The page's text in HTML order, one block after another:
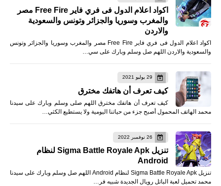
اكواد اعلام الدول فى فري فاير Free Fire مصر
والمغرب وسوريا والجزائر وتونس والسعودية
والاردن
اكواد اعلام الدول فى فري فاير Free Fire مصر والمغرب وسوريا والجزائر وتونس
والسعودية والاردن اللهم صل وسلم وبارك على سي…
29 يوليو 2021
كيف تعرف أن هاتفك مخترق
كيف تعرف أن هاتفك مخترق اللهم صلى وسلم وبارك على سيدنا
محمد الهاتف المحمول أصبح جزء من حياتنا اليومية ولا يستطيع الكثي…
26 نوفمبر 2022
تنزيل Sigma Battle Royale Apk لنظام
Android
تنزيل Sigma Battle Royale Apk لنظام Android اللهم صل وسلم وبارك على سيدنا
محمد تحميل لعبة الباتل رويال الجديدة شبيه فر…